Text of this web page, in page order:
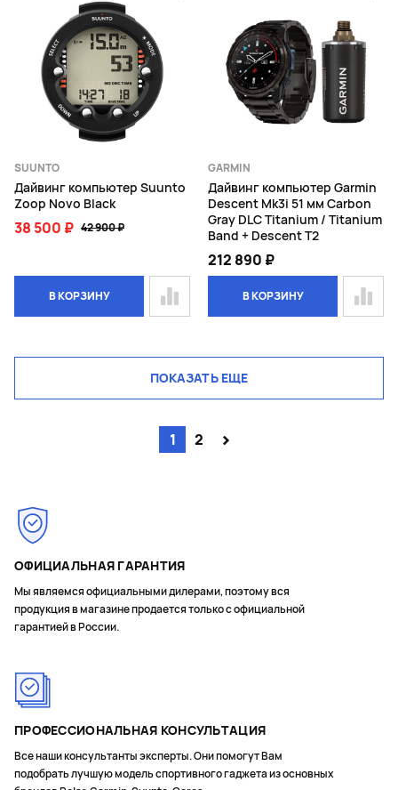
SUUNTO
Дайвинг компьютер Suunto
Zoop Novo Black
38 500 ₽ 42 900 ₽
В КОРЗИНУ
GARMIN
Дайвинг компьютер Garmin
Descent Mk3i 51 мм Carbon
Gray DLC Titanium / Titanium
Band + Descent T2
212 890 ₽
В КОРЗИНУ
ПОКАЗАТЬ ЕЩЕ
1 2 >
ОФИЦИАЛЬНАЯ ГАРАНТИЯ
Мы являемся официальными дилерами, поэтому вся
продукция в магазине продается только с официальной
гарантией в России.
ПРОФЕССИОНАЛЬНАЯ КОНСУЛЬТАЦИЯ
Все наши консультанты эксперты. Они помогут Вам
подобрать лучшую модель спортивного гаджета из основных